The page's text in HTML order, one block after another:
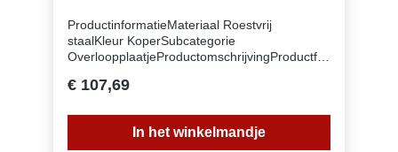
ProductinformatieMateriaal Roestvrij
staalKleur KoperSubcategorie
OverloopplaatjeProductomschrijvingProductfa
€ 107,69
In het winkelmandje